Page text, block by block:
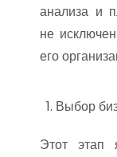
анализа и
не
его
Выбор
Этот этап